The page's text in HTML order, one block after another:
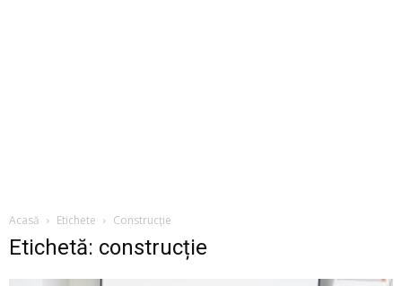
Acasă Etichete Construcție
Etichetă: construcție